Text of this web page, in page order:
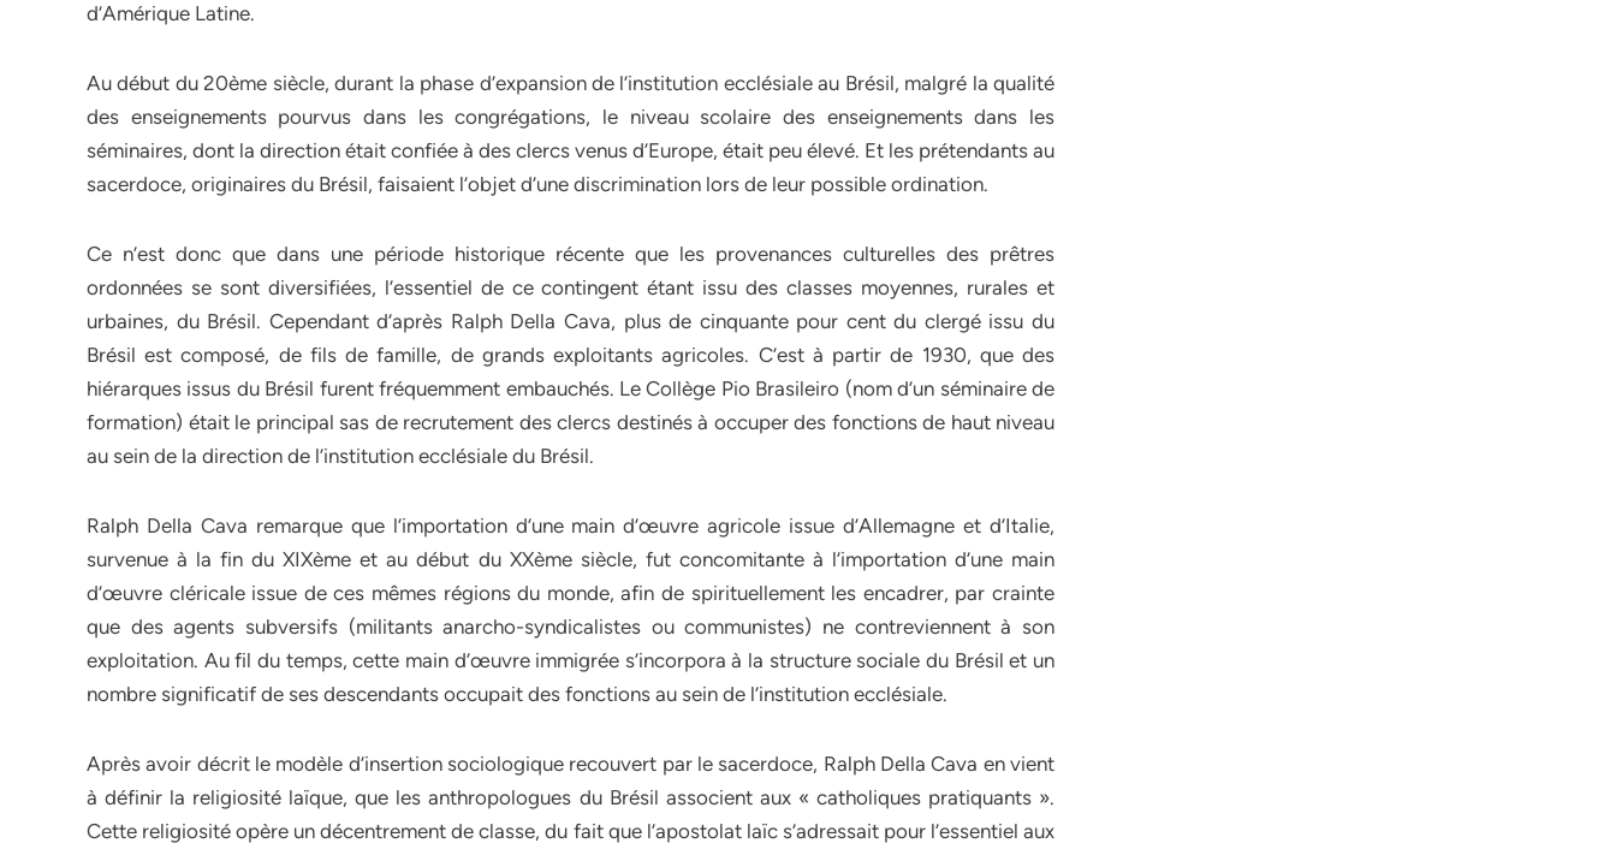
d’Amérique Latine.
Au début du 20ème siècle, durant la phase d’expansion de l’institution ecclésiale au Brésil, malgré la qualité
des enseignements pourvus dans les congrégations, le niveau scolaire des enseignements dans les
séminaires, dont la direction était confiée à des clercs venus d’Europe, était peu élevé. Et les prétendants au
sacerdoce, originaires du Brésil, faisaient l’objet d’une discrimination lors de leur possible ordination.
Ce n’est donc que dans une période historique récente que les provenances culturelles des prêtres
ordonnées se sont diversifiées, l’essentiel de ce contingent étant issu des classes moyennes, rurales et
urbaines, du Brésil. Cependant d’après Ralph Della Cava, plus de cinquante pour cent du clergé issu du
Brésil est composé, de fils de famille, de grands exploitants agricoles. C’est à partir de 1930, que des
hiérarques issus du Brésil furent fréquemment embauchés. Le Collège Pio Brasileiro (nom d’un séminaire de
formation) était le principal sas de recrutement des clercs destinés à occuper des fonctions de haut niveau
au sein de la direction de l’institution ecclésiale du Brésil.
Ralph Della Cava remarque que l’importation d’une main d’œuvre agricole issue d’Allemagne et d’Italie,
survenue à la fin du XIXème et au début du XXème siècle, fut concomitante à l’importation d’une main
d’œuvre cléricale issue de ces mêmes régions du monde, afin de spirituellement les encadrer, par crainte
que des agents subversifs (militants anarcho-syndicalistes ou communistes) ne contreviennent à son
exploitation. Au fil du temps, cette main d’œuvre immigrée s’incorpora à la structure sociale du Brésil et un
nombre significatif de ses descendants occupait des fonctions au sein de l’institution ecclésiale.
Après avoir décrit le modèle d’insertion sociologique recouvert par le sacerdoce, Ralph Della Cava en vient
à définir la religiosité laïque, que les anthropologues du Brésil associent aux « catholiques pratiquants ».
Cette religiosité opère un décentrement de classe, du fait que l’apostolat laïc s’adressait pour l’essentiel aux